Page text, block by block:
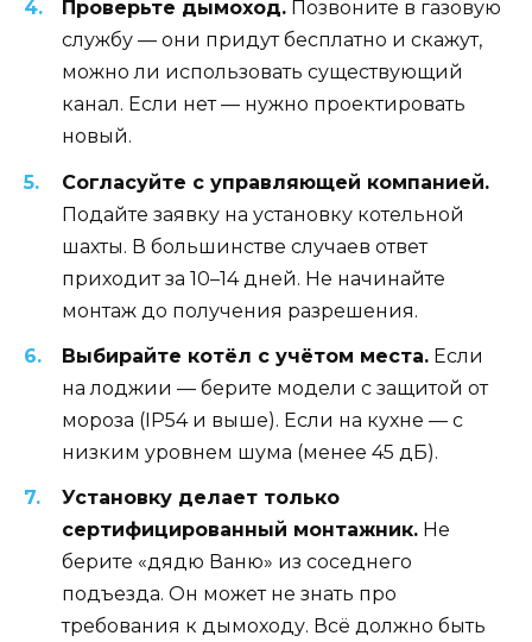
Проверьте дымоход. Позвоните в газовую
службу — они придут бесплатно и скажут,
можно ли использовать существующий
канал. Если нет — нужно проектировать
новый.
Согласуйте с управляющей компанией.
Подайте заявку на установку котельной
шахты. В большинстве случаев ответ
приходит за 10–14 дней. Не начинайте
монтаж до получения разрешения.
Выбирайте котёл с учётом места. Если
на лоджии — берите модели с защитой от
мороза (IP54 и выше). Если на кухне — с
низким уровнем шума (менее 45 дБ).
Установку делает только
сертифицированный монтажник. Не
берите «дядю Ваню» из соседнего
подъезда. Он может не знать про
требования к дымоходу. Всё должно быть